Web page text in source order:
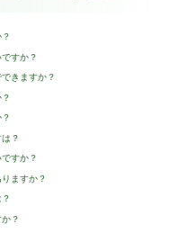
すか？
きますか？
？
すか？
ますか？
？